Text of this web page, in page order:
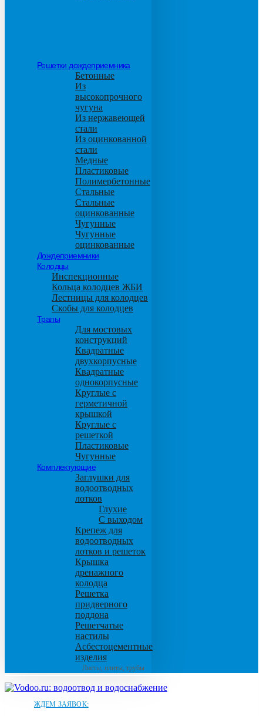
Решетки дождеприемника
Бетонные
Из
высокопрочного
чугуна
Из нержавеющей
стали
Из оцинкованной
стали
Медные
Пластиковые
Полимербетонные
Стальные
Стальные
оцинкованные
Чугунные
Чугунные
оцинкованные
Дождеприемники
Колодцы
Инспекционные
Кольца колодцев ЖБИ
Лестницы для колодцев
Скобы для колодцев
Трапы
Для мостовых
конструкций
Квадратные
двухкорпусные
Квадратные
однокорпусные
Круглые с
герметичной
крышкой
Круглые с
решеткой
Пластиковые
Чугунные
Комплектующие
Заглушки для
водоотводных
лотков
Глухие
С выходом
Крепеж для
водоотводных
лотков и решеток
Крышка
дренажного
колодца
Решетка
придверного
поддона
Решетчатые
настилы
Асбестоцементные
изделия
Листы, плиты, трубы
ЖДЕМ ЗАЯВОК: